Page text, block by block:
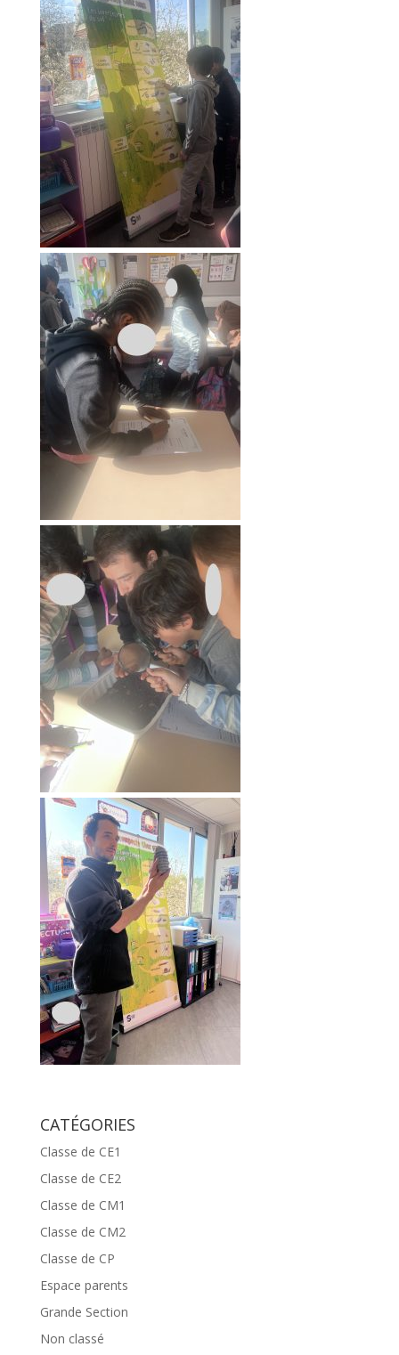
CATÉGORIES
Classe de CE1
Classe de CE2
Classe de CM1
Classe de CM2
Classe de CP
Espace parents
Grande Section
Non classé